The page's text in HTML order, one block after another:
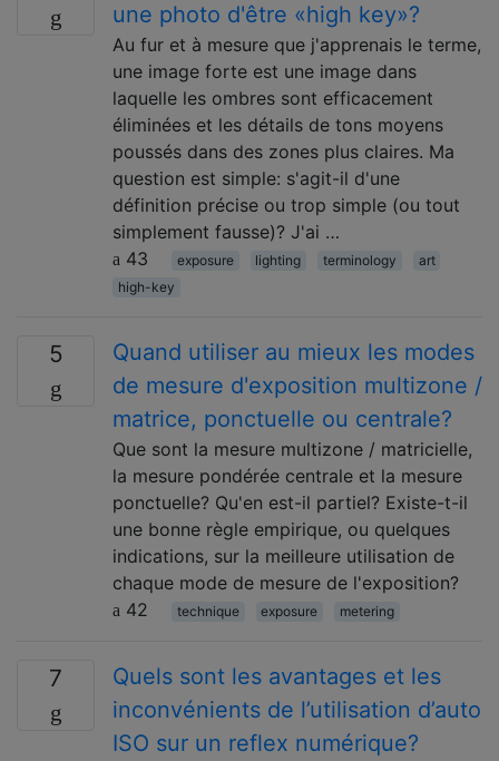
une photo d'être «high key»?
Au fur et à mesure que j'apprenais le terme,
une image forte est une image dans
laquelle les ombres sont efficacement
éliminées et les détails de tons moyens
poussés dans des zones plus claires. Ma
question est simple: s'agit-il d'une
définition précise ou trop simple (ou tout
simplement fausse)? J'ai …
43
exposure lighting terminology
art
high-key
5
Quand utiliser au mieux les modes
de mesure d'exposition multizone /
matrice, ponctuelle ou centrale?
Que sont la mesure multizone / matricielle,
la mesure pondérée centrale et la mesure
ponctuelle? Qu'en est-il partiel? Existe-t-il
une bonne règle empirique, ou quelques
indications, sur la meilleure utilisation de
chaque mode de mesure de l'exposition?
42
technique exposure metering
7
Quels sont les avantages et les
inconvénients de l’utilisation d’auto
ISO sur un reflex numérique?